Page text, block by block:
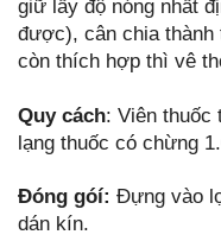
giữ lấy độ nóng nhất
được), cân chia thành
còn thích hợp thì vê
Quy cách: Viên thuốc
lạng thuốc có chừng
Đóng góí: Đựng vào
dán kín.